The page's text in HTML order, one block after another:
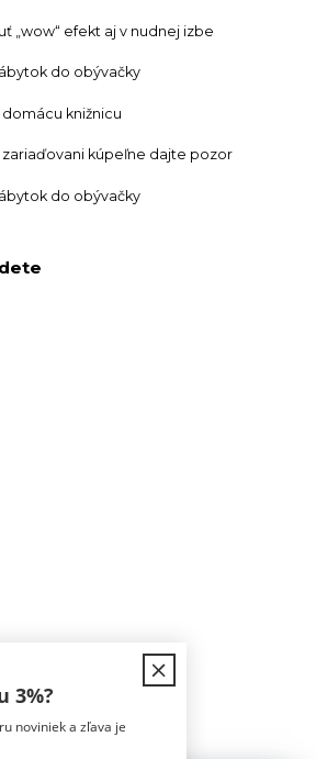
„wow“ efekt aj v nudnej izbe
do obývačky
domácu knižnicu
zariaďovani kúpeľne dajte pozor
do obývačky
Hula
3%?
noviniek a zľava je